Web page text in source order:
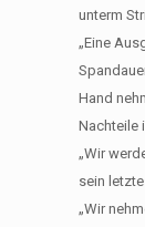
unterm
„Eine
Hand
Nachteile
„Wir
sein
„Wir